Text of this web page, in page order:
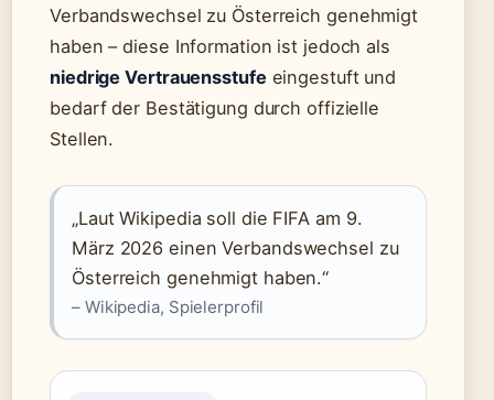
Verbandswechsel zu Österreich genehmigt
haben – diese Information ist jedoch als
niedrige Vertrauensstufeeingestuft und
bedarf der Bestätigung durch offizielle
Stellen.
„Laut Wikipedia soll die FIFA am 9.
März 2026 einen Verbandswechsel zu
Österreich genehmigt haben.“
– Wikipedia, Spielerprofil